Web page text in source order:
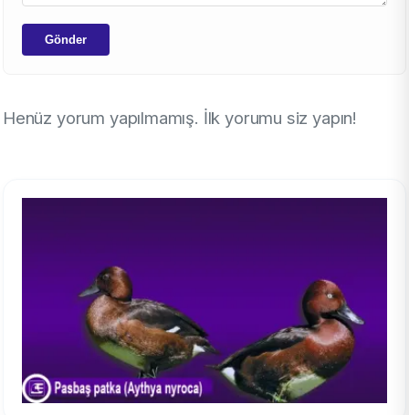
Gönder
Henüz yorum yapılmamış. İlk yorumu siz yapın!